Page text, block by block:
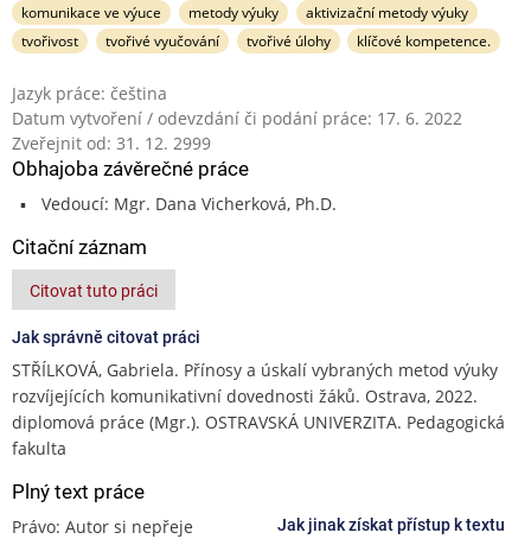
komunikace ve výuce
metody výuky
aktivizační metody výuky
tvořivost
tvořivé vyučování tvořivé úlohy klíčové kompetence.
Jazyk práce: čeština
Datum vytvoření / odevzdání či podání práce: 17. 6. 2022
Zveřejnit od: 31. 12. 2999
Obhajoba závěrečné práce
Vedoucí: Mgr. Dana Vicherková, Ph.D.
Citační záznam
Citovat tuto práci
Jak správně citovat práci
STŘÍLKOVÁ, Gabriela. Přínosy a úskalí vybraných metod výuky
rozvíjejících komunikativní dovednosti žáků. Ostrava, 2022.
diplomová práce (Mgr.). OSTRAVSKÁ UNIVERZITA. Pedagogická
fakulta
Plný text práce
Právo: Autor si nepřeje
Jak jinak získat přístup k textu